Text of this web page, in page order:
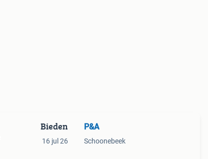
Bieden
16 jul 26
P&A
Schoonebeek